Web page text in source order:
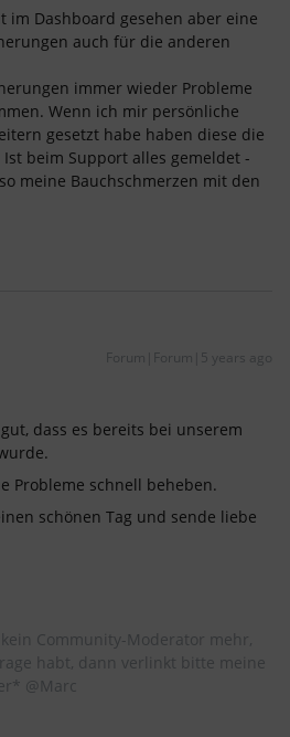
im Dashboard gesehen aber eine
auch für die anderen
immer wieder Probleme
Wenn ich mir persönliche
gesetzt habe haben diese die
beim Support alles gemeldet -
meine Bauchschmerzen mit den
Forum|Forum|5 years ago
dass es bereits bei unserem
Probleme schnell beheben.
schönen Tag und sende liebe
Community-Moderator mehr,
habt, dann verlinkt bitte meine
@Marc